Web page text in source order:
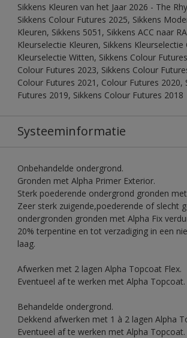
Sikkens Kleuren van het Jaar 2026 - The
Sikkens Colour Futures 2025, Sikkens
Kleuren, Sikkens 5051, Sikkens ACC naar
Kleurselectie Kleuren, Sikkens Kleurselectie
Kleurselectie Witten, Sikkens Colour
Colour Futures 2023, Sikkens Colour
Colour Futures 2021, Colour Futures 2020,
Futures 2019, Sikkens Colour Futures 2018
Systeeminformatie
Onbehandelde ondergrond.
Gronden met Alpha Primer Exterior.
Sterk poederende ondergrond gronden
Zeer sterk zuigende,poederende of slecht
ondergronden gronden met Alpha Fix
20% terpentine en tot verzadiging in een
laag.
Afwerken met 2 lagen Alpha Topcoat Flex.
Eventueel af te werken met Alpha Topcoat.
Behandelde ondergrond.
Dekkend afwerken met 1 à 2 lagen Alpha
Eventueel af te werken met Alpha Topcoat.